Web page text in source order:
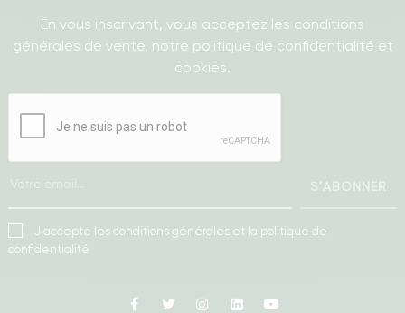
En vous inscrivant, vous acceptez les conditions
générales de vente, notre politique de confidentialité et
cookies.
S'ABONNER
J'accepte les conditions générales et la politique de
confidentialité
Facebook
Twitter InstagramLinkedin